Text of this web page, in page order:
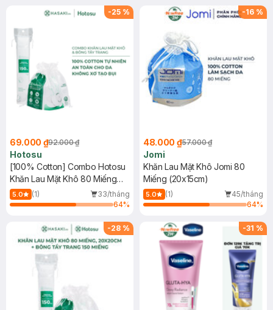
-25 %
69.000 ₫92.000 ₫
Hotosu
[100% Cotton] Combo Hotosu
Khăn Lau Mặt Khô 80 Miếng
(15x20cm) + Bông Tẩy Trang
150 Miếng
5.0 (1)
33/tháng
64%
-16 %
48.000 ₫57.000 ₫
Jomi
Khăn Lau Mặt Khô Jomi 80
Miếng (20x15cm)
5.0 (1)
45/tháng
64%
-28 % -31 %